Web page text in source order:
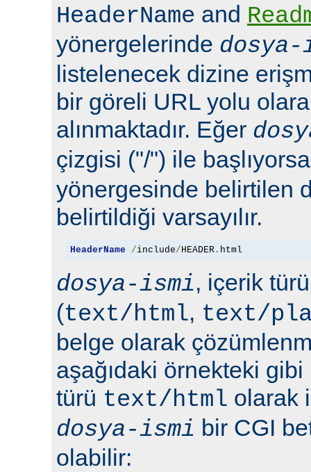
HeaderName and
yönergelerinde
listelenecek dizine
bir göreli URL yolu
alınmaktadır. Eğer
çizgisi ("/") ile
yönergesinde belirtilen
belirtildiği varsayılır.
HeaderName /include/ HEADER. html
dosya-ismi, içerik
(text/html, text/
belge olarak
aşağıdaki örnekteki
türü text/html olarak
dosya-ismi bir CGI
olabilir: